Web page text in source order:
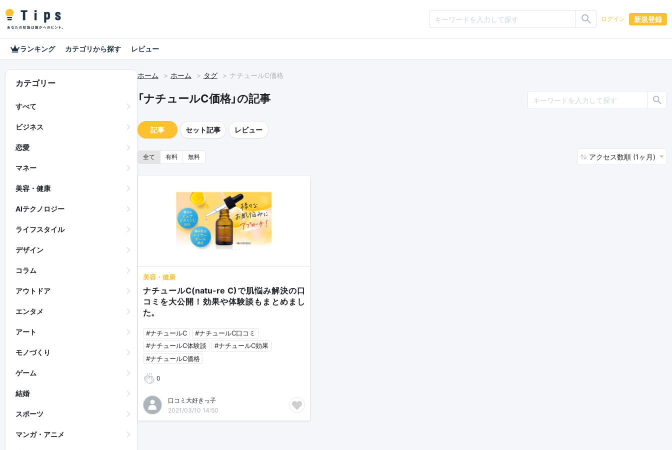
ログイン 新規登録
ランキング カテゴリから探す レビュー
カテゴリー
すべて
ビジネス
恋愛
マネー
美容・健康
AIテクノロジー
ライフスタイル
デザイン
コラム
アウトドア
エンタメ
アート
モノづくり
ゲーム
結婚
スポーツ
マンガ・アニメ
ホーム ホーム タグ ナチュールC価格
「ナチュールC価格」の記事
記事 セット記事 レビュー
全て 有料 無料 アクセス数順 (1ヶ月)
美容・健康
ナチュールC(natu-re C)で肌悩み解決の口
コミを大公開！効果や体験談もまとめまし
た。
#ナチュールC
#ナチュールC口コミ
#ナチュールC体験談
#ナチュールC効果
#ナチュールC価格
0
口コミ大好きっ子
2021/03/10 14:50